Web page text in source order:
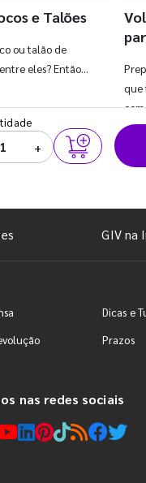
e Talões
ou talão de
eles? Então,
que
+
GIV na
Dicas e
Prazos
nas redes sociais